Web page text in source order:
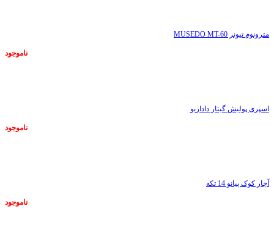
مترونوم تیونر MUSEDO MT-60
ناموجود
اسپری پولیش گیتار داداریو
ناموجود
آچار کوک پیانو 14 تکه
ناموجود